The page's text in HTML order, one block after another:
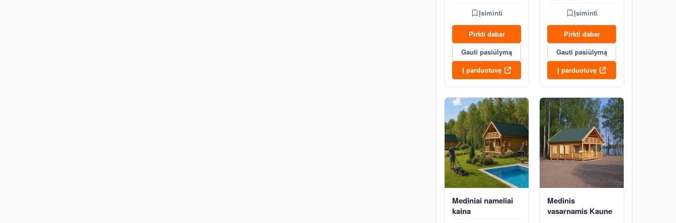
Įsiminti
Pirkti dabar
Gauti pasiūlymą
Į parduotuvę
Įsiminti
Pirkti dabar
Gauti pasiūlymą
Į parduotuvę
Mediniai nameliai
kaina
Medinis
vasarnamis Kaune